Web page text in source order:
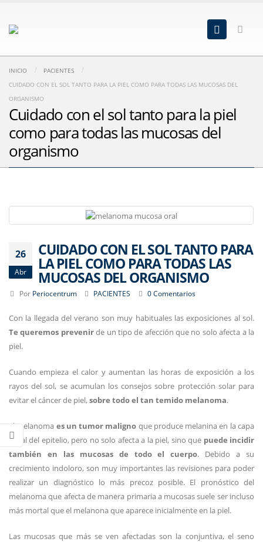
INICIO
PACIENTES
CUIDADO CON EL SOL TANTO PARA LA PIEL COMO PARA TODAS LAS MUCOSAS DEL
ORGANISMO
Cuidado con el sol tanto para la piel
como para todas las mucosas del
organismo
26
Abr
CUIDADO CON EL SOL TANTO PARA
LA PIEL COMO PARA TODAS LAS
MUCOSAS DEL ORGANISMO
Por Periocentrum PACIENTES 0 Comentarios
Con la llegada del verano son muy habituales las exposiciones al sol.
Te queremos prevenirde un tipo de afección que no solo afecta a la
piel.
Cuando empieza el calor y aumentan las horas de exposición a los
rayos del sol, se acumulan los consejos sobre protección solar para
evitar el cáncer de piel,sobre todo el tan temido melanoma.
El melanoma es un tumor maligno que produce melanina en la capa
basal del epitelio, pero no solo afecta a la piel, sino que puede incidir
también en las mucosas de todo el cuerpo. Debido a su
crecimiento indoloro, son muy importantes las revisiones para poder
realizar un diagnóstico lo más precoz posible. El pronóstico del
melanoma que afecta de manera primaria a mucosas suele ser incluso
más mortal que el melanona que aparece inicialmente en la piel.
Las mucosas que más se ven afectadas son la conjuntiva, el seno